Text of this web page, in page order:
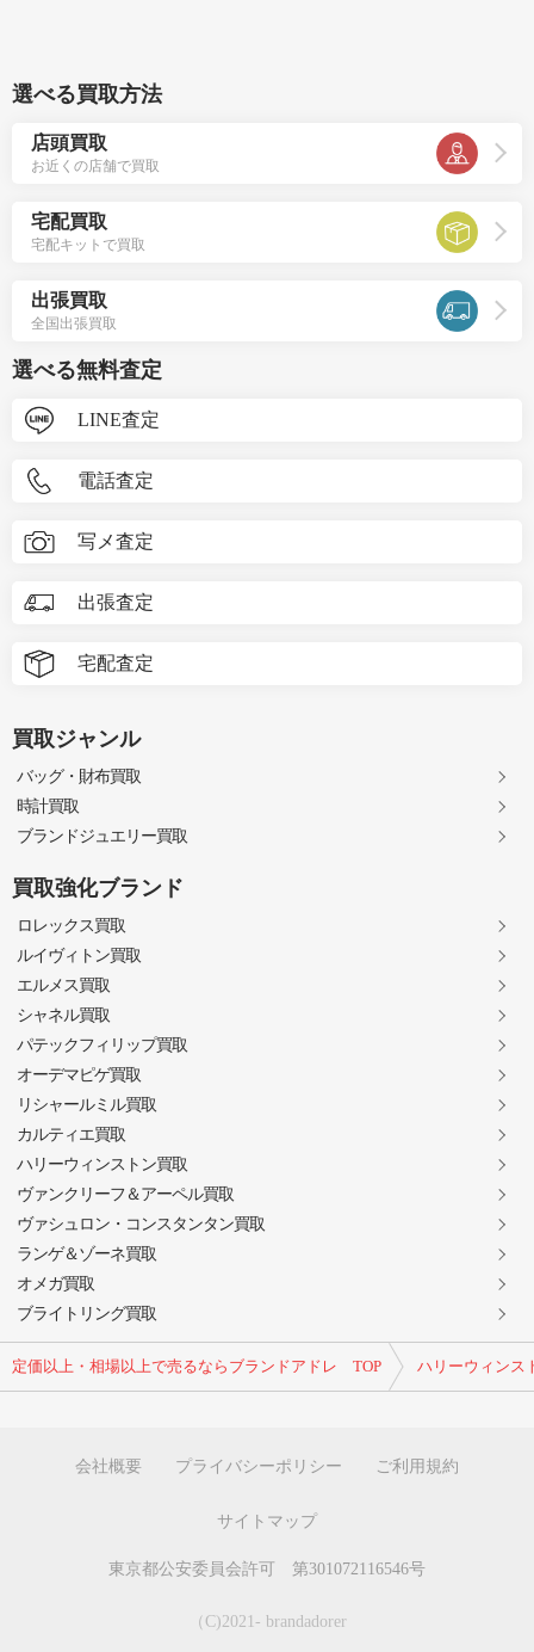
定価以上・相場以上で売るならブランドアドレ TOP ハリーウィンス
選べる買取方法
店頭買取
お近くの店舗で買取
宅配買取
宅配キットで買取
出張買取
全国出張買取
選べる無料査定
LINE査定
電話査定
写メ査定
出張査定
宅配査定
買取ジャンル
バッグ・財布買取
時計買取
ブランドジュエリー買取
買取強化ブランド
ロレックス買取
ルイヴィトン買取
エルメス買取
シャネル買取
パテックフィリップ買取
オーデマピゲ買取
リシャールミル買取
カルティエ買取
ハリーウィンストン買取
ヴァンクリーフ＆アーペル買取
ヴァシュロン・コンスタンタン買取
ランゲ＆ゾーネ買取
オメガ買取
ブライトリング買取
会社概要 プライバシーポリシー ご利用規約
サイトマップ
東京都公安委員会許可 第301072116546号
（C)2021- brandadorer